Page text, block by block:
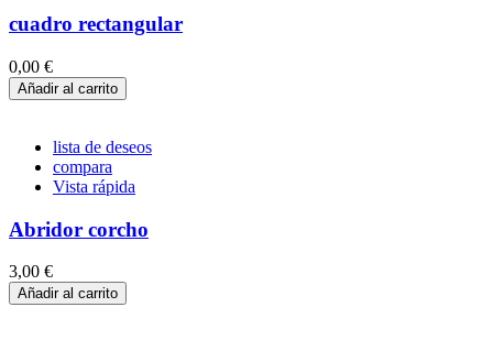
cuadro rectangular
0,00 €
Añadir al carrito
lista de deseos
compara
Vista rápida
Abridor corcho
3,00 €
Añadir al carrito